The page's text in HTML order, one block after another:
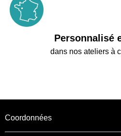
Personnalisé
dans nos ateliers à
Coordonnées